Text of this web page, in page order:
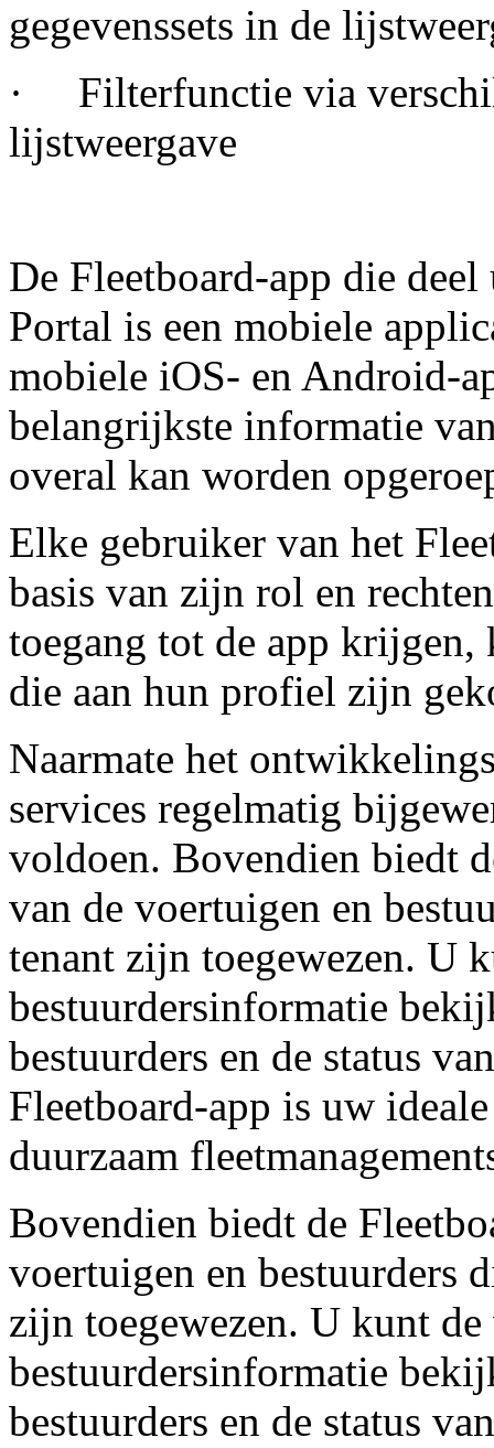
gegevenssets in de
· Filterfunctie via
lijstweergave
De Fleetboard-app die
Portal is een mobiele
mobiele iOS- en Android-
belangrijkste informatie
overal kan worden
Elke gebruiker van het
basis van zijn rol en
toegang tot de app krijgen,
die aan hun profiel zijn
Naarmate het
services regelmatig
voldoen. Bovendien biedt
van de voertuigen en
tenant zijn toegewezen. U
bestuurdersinformatie
bestuurders en de status
Fleetboard-app is uw
duurzaam
Bovendien biedt de
voertuigen en bestuurders
zijn toegewezen. U kunt
bestuurdersinformatie
bestuurders en de status